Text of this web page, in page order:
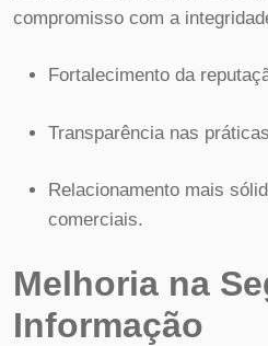
compromisso com a
Fortalecimento da
Transparência nas
Relacionamento mais
comerciais.
Melhoria na
Informação